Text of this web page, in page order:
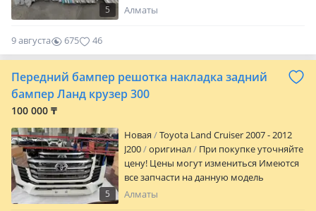
5
Алмате. По наличию и ценам узнавайте
Алматы
9 августа 675 46
Передний бампер решотка накладка задний
бампер Ланд крузер 300
100 000 ₸
5
Новая
Toyota Land Cruiser 2007 - 2012
J200
оригинал
При покупке уточняйте
цену! Цены могут измениться Имеются
все запчасти на данную модель
(Оригинал/Б/У оригинал/дубликаты)
Алматы